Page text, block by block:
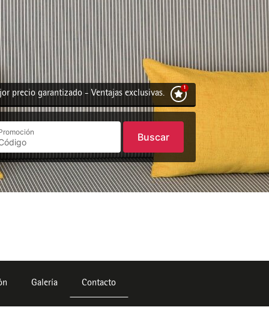
precio garantizado - Ventajas exclusivas.
Buscar
Galería Contacto